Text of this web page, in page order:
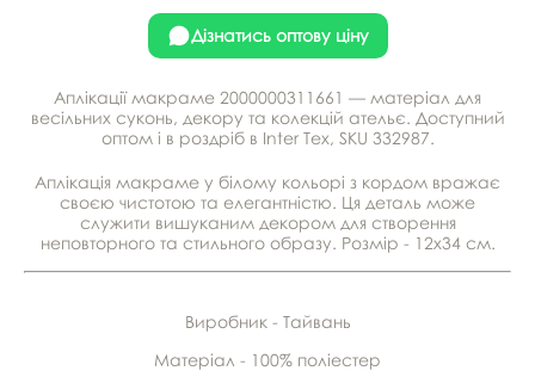
Дізнатись оптову ціну
Аплікації макраме 2000000311661 — матеріал для
весільних суконь, декору та колекцій ательє. Доступний
оптом і в роздріб в Inter Tex, SKU 332987.
Аплікація макраме у білому кольорі з кордом вражає
своєю чистотою та елегантністю. Ця деталь може
служити вишуканим декором для створення
неповторного та стильного образу. Розмір - 12х34 см.
Виробник - Тайвань
Матеріал - 100% поліестер